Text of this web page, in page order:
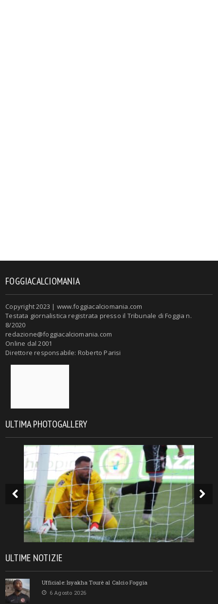
FOGGIACALCIOMANIA
Copyright 2023 | www.foggiacalciomania.com
Testata giornalistica registrata presso il Tribunale di Foggia n.
8/2020
redazione@foggiacalciomania.com
Online dal 2001
Direttore responsabile: Roberto Parisi
ULTIMA PHOTOGALLERY
ULTIME NOTIZIE
Ufficiale: Isyakha Tourè al Calcio Foggia
6 Agosto 2026